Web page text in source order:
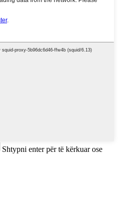
Shtypni enter për të kërkuar ose